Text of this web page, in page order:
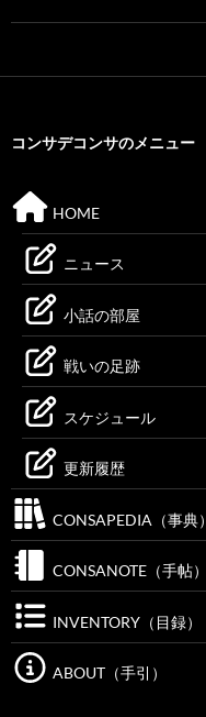
コンサデコンサのメニュー
HOME
ニュース
小話の部屋
戦いの足跡
スケジュール
更新履歴
CONSAPEDIA（事典）
CONSANOTE（手帖）
INVENTORY（目録）
ABOUT（手引）